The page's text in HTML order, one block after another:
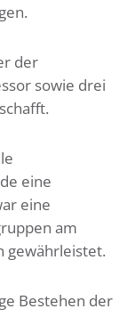
der
sowie drei
eine
eine
am
gewährleistet.
Bestehen der